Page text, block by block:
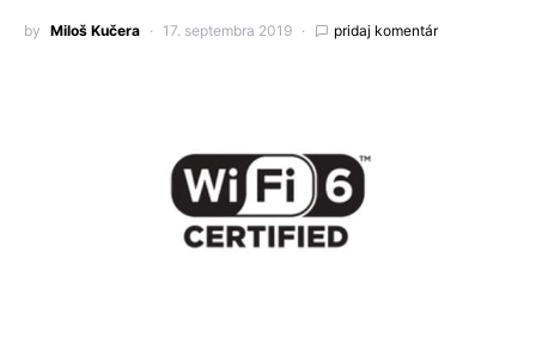
by Miloš Kučera 17. septembra 2019 pridaj komentár